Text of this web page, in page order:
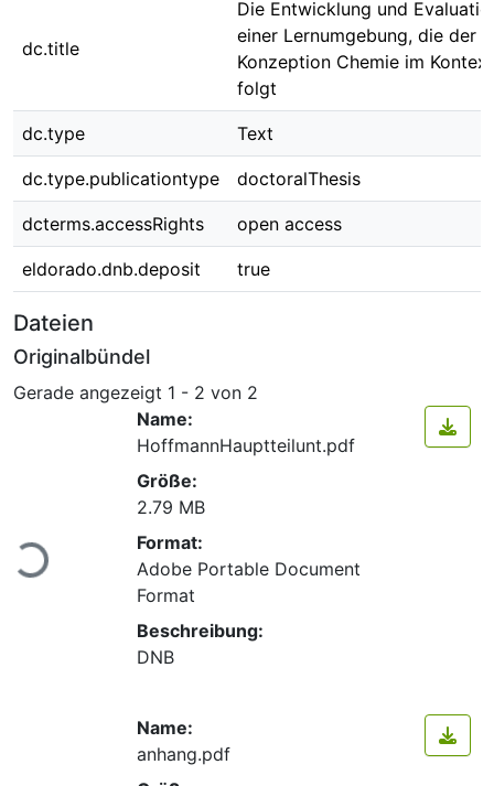
dc.title
Die Entwicklung und
einer Lernumgebung, die der
Konzeption Chemie im Kontext
folgt
dc.type Text
dc.type.publicationtype doctoralThesis
dcterms.accessRights open access
eldorado.dnb.deposit true
Dateien
Originalbündel
Gerade angezeigt 1 - 2 von 2
Lade...
Name:
HoffmannHauptteilunt.pdf
Größe:
2.79 MB
Format:
Adobe Portable Document
Format
Beschreibung:
DNB
Name:
anhang.pdf